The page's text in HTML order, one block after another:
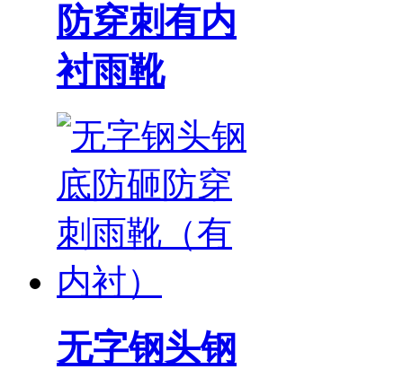
防穿刺有内
衬雨靴
无字钢头钢